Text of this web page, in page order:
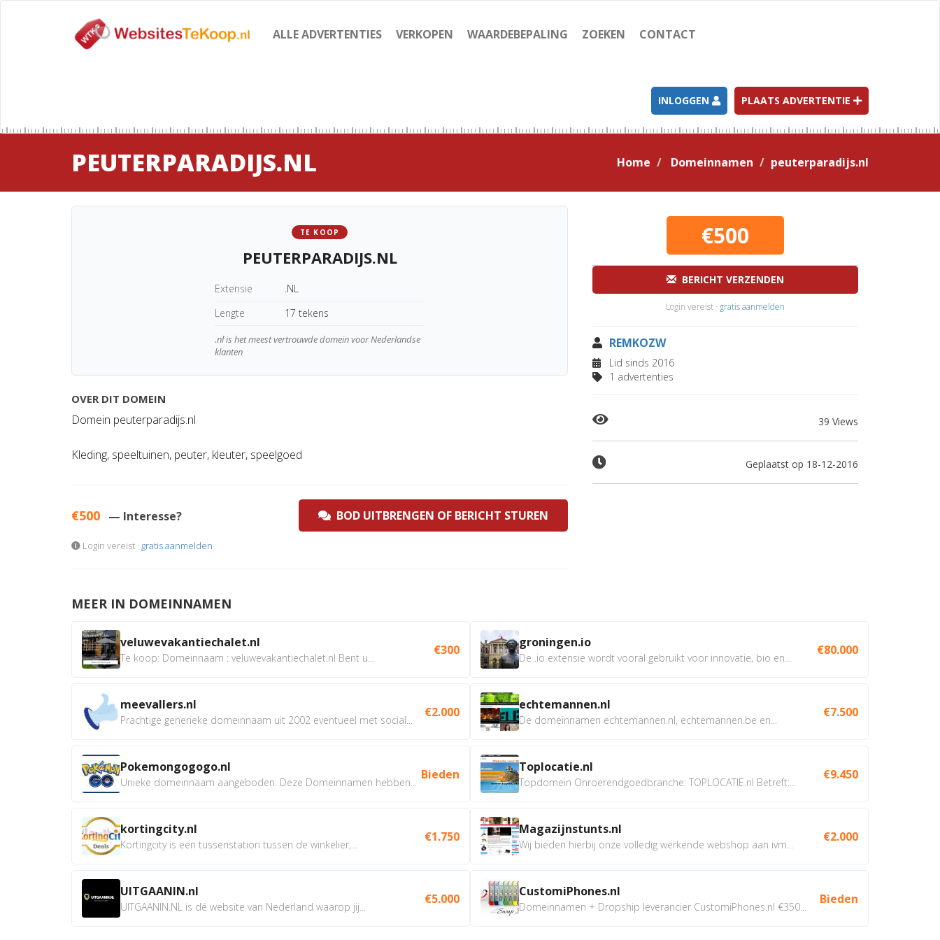
ALLE ADVERTENTIES VERKOPEN WAARDEBEPALING ZOEKEN CONTACT
INLOGGEN PLAATS ADVERTENTIE
PEUTERPARADIJS.NL Home Domeinnamen peuterparadijs.nl
TE KOOP
PEUTERPARADIJS.NL
Extensie
.NL
Lengte
17 tekens
.nl is het meest vertrouwde domein voor Nederlandse
klanten
OVER DIT DOMEIN
Domein peuterparadijs.nl
Kleding, speeltuinen, peuter, kleuter, speelgoed
€500 — Interesse? BOD UITBRENGEN OF BERICHT STUREN
Login vereist · gratis aanmelden
€500
BERICHT VERZENDEN
Login vereist · gratis aanmelden
REMKOZW
Lid sinds 2016
1 advertenties
39 Views
Geplaatst op 18-12-2016
MEER IN DOMEINNAMEN
veluwevakantiechalet.nl
Te koop: Domeinnaam : veluwevakantiechalet.nl Bent u...
€300
meevallers.nl
Prachtige generieke domeinnaam uit 2002 eventueel met social...
€2.000
Pokemongogogo.nl
Unieke domeinnaam aangeboden. Deze Domeinnamen hebben...
Bieden
kortingcity.nl
Kortingcity is een tussenstation tussen de winkelier,...
€1.750
UITGAANIN.nl
UITGAANIN.NL is dé website van Nederland waarop jij...
€5.000
groningen.io
De .io extensie wordt vooral gebruikt voor innovatie, bio en...
€80.000
echtemannen.nl
De domeinnamen echtemannen.nl, echtemannen.be en...
€7.500
Toplocatie.nl
Topdomein Onroerendgoedbranche: TOPLOCATIE.nl Betreft:...
€9.450
Magazijnstunts.nl
Wij bieden hierbij onze volledig werkende webshop aan ivm...
€2.000
CustomiPhones.nl
Domeinnamen + Dropship leverancier CustomiPhones.nl €350...
Bieden